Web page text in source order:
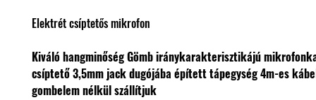
Elektrét csíptetős mikrofon
Kiváló hangminőségGömb iránykarakterisztikájú
csíptető3,5mm jack dugójába épített tápegység4m-es
gombelem nélkül szállítjuk